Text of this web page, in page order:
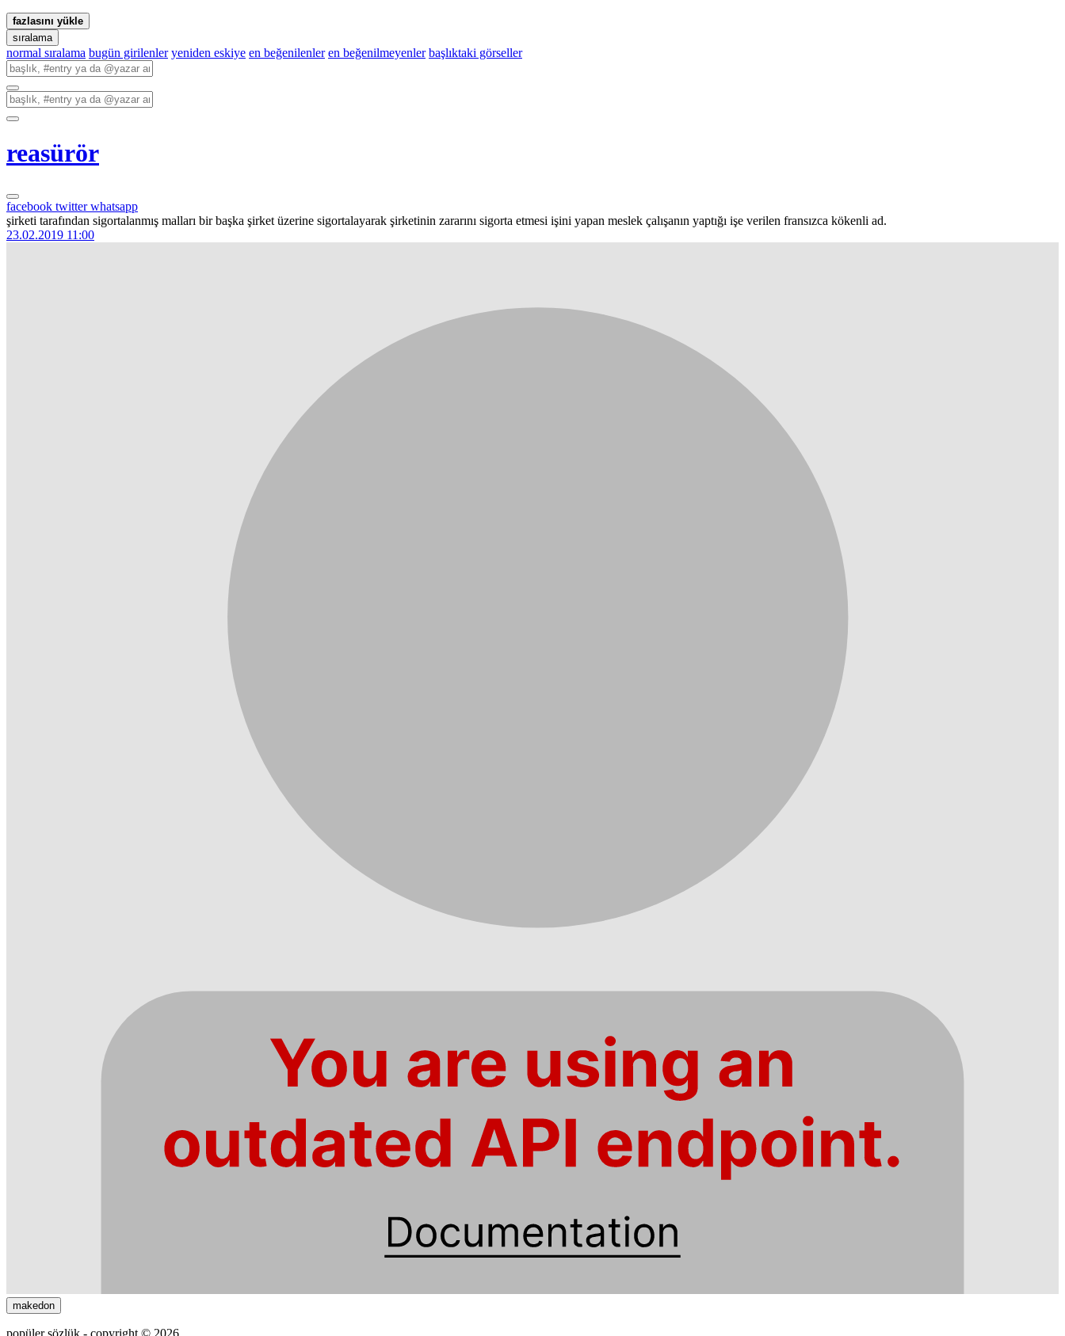
fazlasını yükle
sıralama
normal sıralama bugün girilenler yeniden eskiye en beğenilenler en beğenilmeyenler başlıktaki görseller
reasürör
facebook twitterwhatsapp
şirketi tarafından sigortalanmış malları bir başka şirket üzerine sigortalayarak şirketinin zararını sigorta etmesi işini yapan meslek çalışanın yaptığı işe verilen fransızca kökenli ad.
23.02.2019 11:00
makedon
popüler sözlük - copyright © 2026